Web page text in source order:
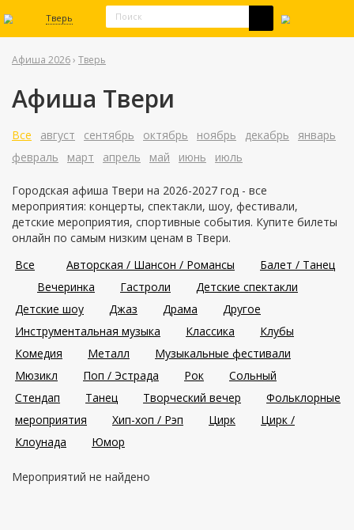
Тверь
Афиша 2026› Тверь
Афиша Твери
Все август сентябрь октябрь ноябрь декабрь
январь
февраль
март апрель май июнь июль
Городская афиша Твери на 2026-2027 год - все
мероприятия: концерты, спектакли, шоу, фестивали,
детские мероприятия, спортивные события. Купите билеты
онлайн по самым низким ценам в Твери.
Все
Авторская / Шансон / Романсы
Балет / Танец
Вечеринка
Гастроли
Детские спектакли
Детские шоу
Джаз Драма
Другое
Инструментальная музыка
Классика
Клубы
Комедия
Металл
Музыкальные фестивали
Мюзикл
Поп / Эстрада Рок
Сольный
Стендап
Танец Творческий вечер
Фольклорные
мероприятия
Хип-хоп / Рэп Цирк
Цирк /
Клоунада
Юмор
Мероприятий не найдено